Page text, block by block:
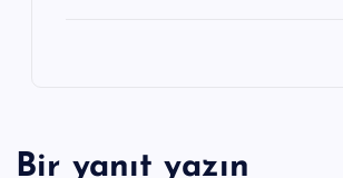
Bir yanıt yazın